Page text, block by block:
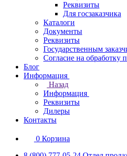
Реквизиты
Для госзаказчика
Каталоги
Документы
Реквизиты
Государственным
Согласие на обработку
Блог
Информация
Назад
Информация
Реквизиты
Дилеры
Контакты
0 Корзина